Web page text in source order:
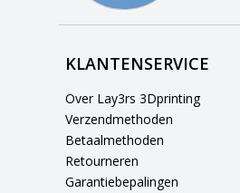
KLANTENSERVICE
Over Lay3rs 3Dprinting
Verzendmethoden
Betaalmethoden
Retourneren
Garantiebepalingen